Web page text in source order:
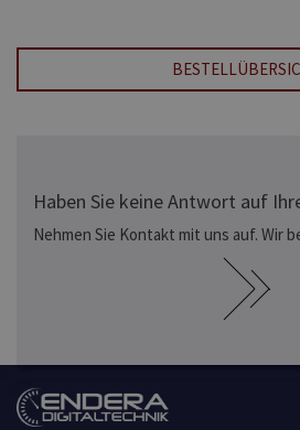
Haben Sie keine Antwort auf
Nehmen Sie Kontakt mit uns auf. Wir